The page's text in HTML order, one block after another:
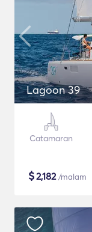
Lagoon 39
Catamaran
$2,182/malam